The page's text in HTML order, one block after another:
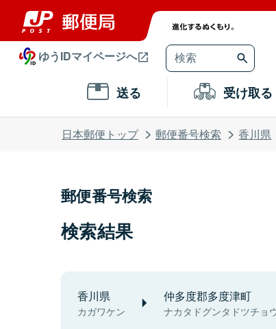
ゆうIDマイページへ
送る 受け取る
日本郵便トップ 郵便番号検索 香川県
郵便番号検索
検索結果
香川県
カガワケン
仲多度郡多度津町
ナカタドグンタドツチョ